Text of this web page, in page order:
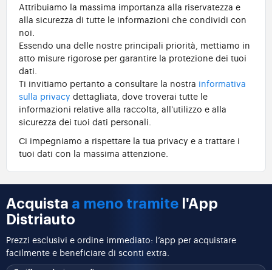
Attribuiamo la massima importanza alla riservatezza e
alla sicurezza di tutte le informazioni che condividi con
noi.
Essendo una delle nostre principali priorità, mettiamo in
atto misure rigorose per garantire la protezione dei tuoi
dati.
Ti invitiamo pertanto a consultare la nostra informativa
sulla privacy dettagliata, dove troverai tutte le
informazioni relative alla raccolta, all'utilizzo e alla
sicurezza dei tuoi dati personali.
Ci impegniamo a rispettare la tua privacy e a trattare i
tuoi dati con la massima attenzione.
Acquista a meno tramite l'App
Distriauto
Prezzi esclusivi e ordine immediato: l’app per acquistare
facilmente e beneficiare di sconti extra.